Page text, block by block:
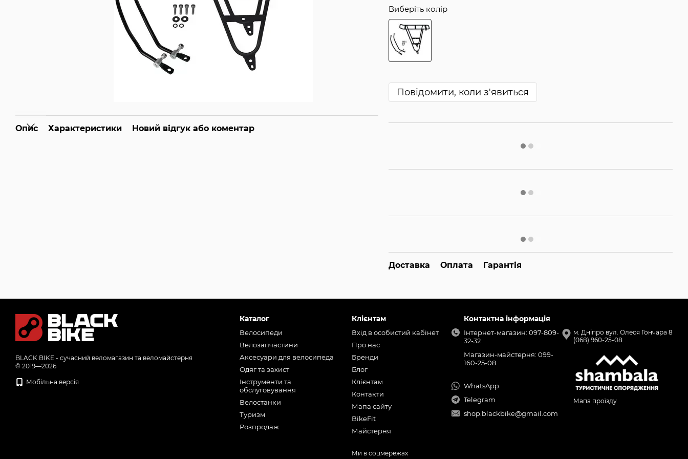
Опис Характеристики Новий відгук або коментар
Виберіть колір
Повідомити, коли з'явиться
Доставка Оплата Гарантія
BLACK BIKE - сучасний веломагазин та веломайстерня
© 2019—2026
Мобільна версія
Каталог
Велосипеди
Велозапчастини
Аксесуари для велосипеда
Одяг та захист
Інструменти та
обслуговування
Велостанки
Туризм
Розпродаж
Клієнтам
Вхід в особистий кабінет
Про нас
Бренди
Блог
Клієнтам
Контакти
Мапа сайту
BikeFit
Майстерня
Ми в соцмережах
Контактна інформація
Інтернет-магазин: 097-809-
32-32
Магазин-майстерня: 099-
160-25-08
WhatsApp
Telegram
shop.blackbike@gmail.com
м. Дніпро вул. Олеся Гончара 8
(068) 960-25-08
Мапа проїзду